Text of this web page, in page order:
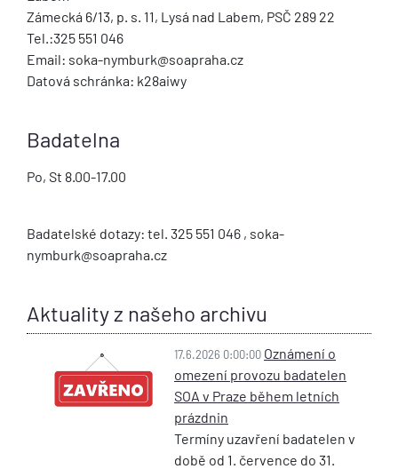
Zámecká 6/13, p. s. 11, Lysá nad Labem, PSČ 289 22
Tel.:325 551 046
Email: soka-nymburk@soapraha.cz
Datová schránka: k28aiwy
Badatelna
Po, St 8.00-17.00
Badatelské dotazy: tel. 325 551 046 , soka-
nymburk@soapraha.cz
Aktuality z našeho archivu
17.6.2026 0:00:00 Oznámení o
omezení provozu badatelen
SOA v Praze během letních
prázdnin
Termíny uzavření badatelen v
době od 1. července do 31.